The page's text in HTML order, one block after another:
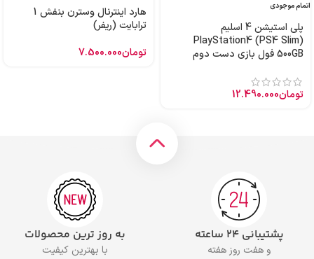
اتمام موجودی
پلی استیشن 4 اسلیم
PlayStation4 (PS4 Slim)
500GB فول بازی دست دوم
تومان12.490.000
هارد اینترنال وسترن بنفش 1
ترابایت (ریفر)
تومان7.500.000
پشتیبانی ۲۴ ساعته
و هفت روز هفته
به روز ترین محصولات
با بهترین کیفیت